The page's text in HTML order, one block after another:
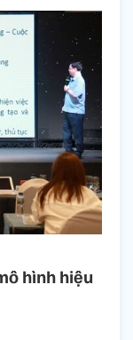
hình hiệu